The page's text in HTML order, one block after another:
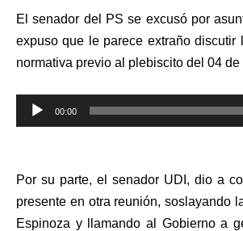
El senador del PS se excusó por
expuso que le parece extraño discutir
normativa previo al plebiscito del 04 de
Reproductor
de
00:00
Por su parte, el senador UDI, dio a
presente en otra reunión, soslayando
Espinoza y llamando al Gobierno a